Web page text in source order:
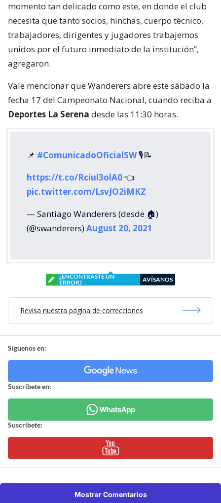
momento tan delicado como este, en donde el club
necesita que tanto socios, hinchas, cuerpo técnico,
trabajadores, dirigentes y jugadores trabajemos
unidos por el futuro inmediato de la institución”,
agregaron.
Vale mencionar que Wanderers abre este sábado la
fecha 17 del Campeonato Nacional, cuando reciba a
Deportes La Serena desde las 11:30 horas.
📌 #ComunicadoOficialSW🎙️📝
https://t.co/Rciul3olA0👈
pic.twitter.com/LsvJO2iMKZ
— Santiago Wanderers (desde 🏠)
(@swanderers)August 20, 2021
¿ENCONTRASTE UN
ERROR?
AVÍSANOS
Revisa nuestra página de correcciones
Síguenos en:
Suscríbete en:
Suscríbete:
Mostrar Comentarios